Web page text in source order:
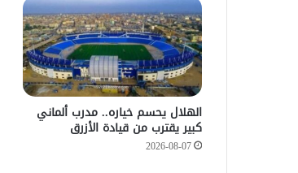
الهلال يحسم خياره.. مدرب ألماني
كبير يقترب من قيادة الأزرق
2026-08-07